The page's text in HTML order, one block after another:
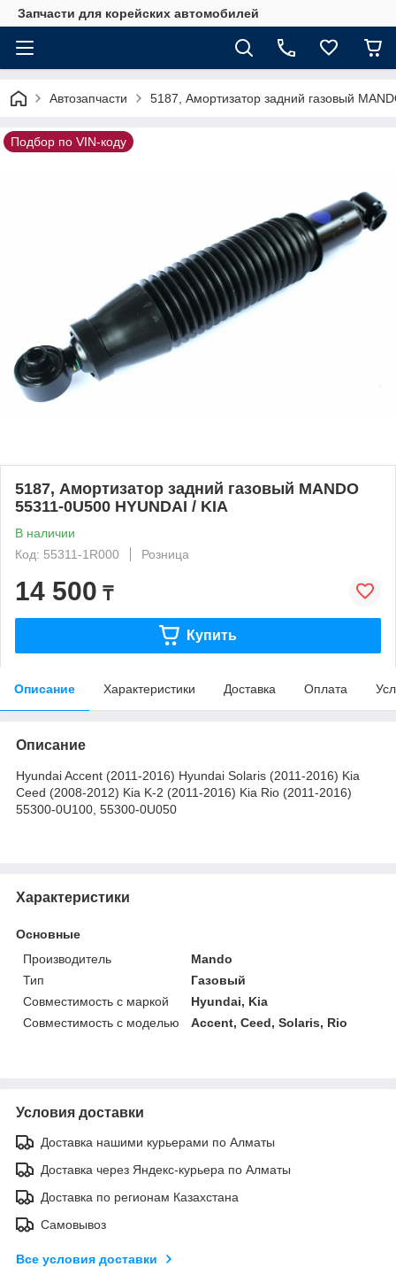
Запчасти для корейских автомобилей
Автозапчасти 5187, Амортизатор задний газовый
Подбор по VIN-коду
5187, Амортизатор задний газовый MANDO
55311-0U500 HYUNDAI / KIA
В наличии
Код: 55311-1R000
Розница
14 500 ₸
Купить
Описание Характеристики Доставка Оплата
Описание
Hyundai Accent (2011-2016) Hyundai Solaris (2011-2016) Kia
Ceed (2008-2012) Kia K-2 (2011-2016) Kia Rio (2011-2016)
55300-0U100, 55300-0U050
Характеристики
Основные
Производитель
Mando
Тип
Газовый
Совместимость с маркой
Hyundai, Kia
Совместимость с моделью
Accent, Ceed, Solaris, Rio
Условия доставки
Доставка нашими курьерами по Алматы
Доставка через Яндекс-курьера по Алматы
Доставка по регионам Казахстана
Самовывоз
Все условия доставки